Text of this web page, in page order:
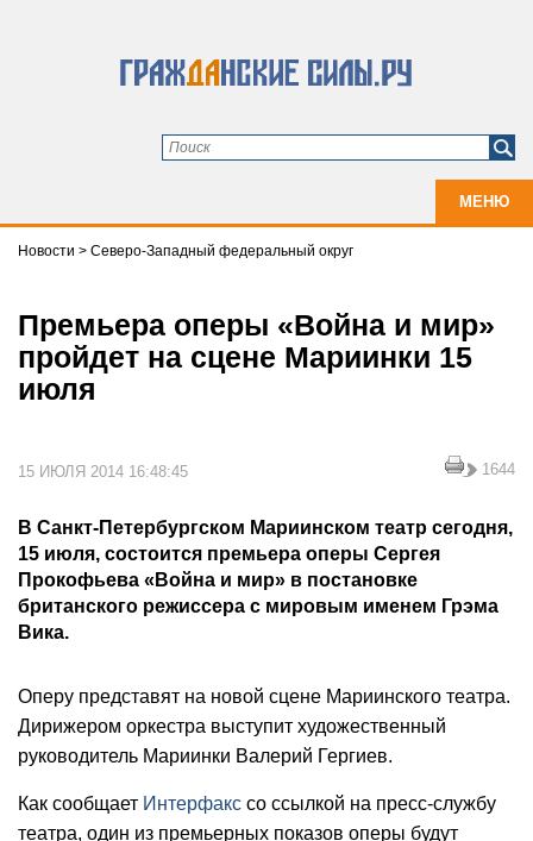
МЕНЮ
Новости > Северо-Западный федеральный округ
Премьера оперы «Война и мир»
пройдет на сцене Мариинки 15
июля
15 ИЮЛЯ 2014 16:48:45 1644
В Санкт-Петербургском Мариинском театр сегодня,
15 июля, состоится премьера оперы Сергея
Прокофьева «Война и мир» в постановке
британского режиссера с мировым именем Грэма
Вика.
Оперу представят на новой сцене Мариинского театра.
Дирижером оркестра выступит художественный
руководитель Мариинки Валерий Гергиев.
Как сообщает Интерфакс со ссылкой на пресс-службу
театра, один из премьерных показов оперы будут